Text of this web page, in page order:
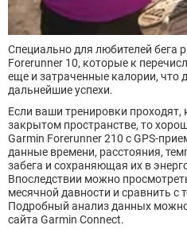
Специально для любителей бега
Forerunner 10, которые к
еще и затраченные калории, что
дальнейшие успехи.
Если ваши тренировки проходят,
закрытом пространстве, то
Garmin Forerunner 210 с GPS-
данные времени, расстояния,
забега и сохраняющая их в
Впоследствии можно
месячной давности и сравнить с
Подробный анализ данных
сайта Garmin Connect.